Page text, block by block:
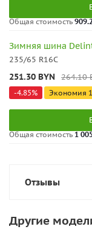
Общая стоимость
Зимняя шина
235/65 R16C
251.30 BYN 264.10
-4.85% Экономия
Общая стоимость1
Отзывы
Другие